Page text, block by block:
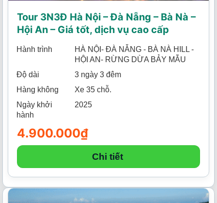
Tour 3N3Đ Hà Nội – Đà Nẵng – Bà Nà –
Hội An – Giá tốt, dịch vụ cao cấp
Hành trình
HÀ NỘI- ĐÀ NẴNG - BÀ NÀ HILL -
HỘI AN- RỪNG DỪA BẢY MẪU
Độ dài
3 ngày 3 đêm
Hàng không
Xe 35 chỗ.
Ngày khởi
hành
2025
4.900.000₫
Chi tiết